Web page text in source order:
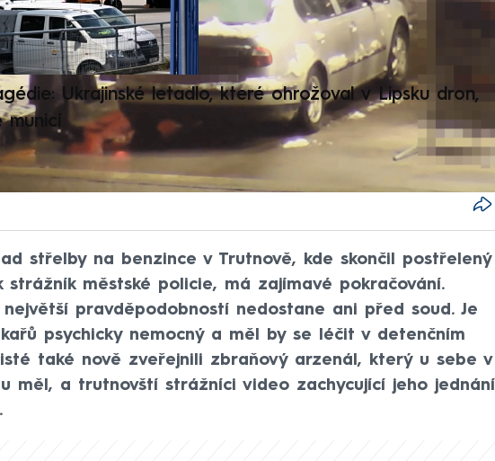
Ukrajinské letadlo, které ohrožoval v Lipsku dron,
střelby na benzince v Trutnově, kde skončil postřelený
strážník městské policie, má zajímavé pokračování.
největší pravděpodobností nedostane ani před soud. Je
psychicky nemocný a měl by se léčit v detenčním
také nově zveřejnili zbraňový arzenál, který u sebe v
měl, a trutnovští strážníci video zachycující jeho jednání